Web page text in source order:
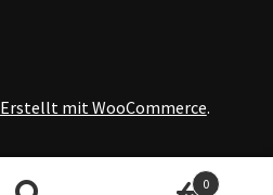
Erstellt mit WooCommerce.
0